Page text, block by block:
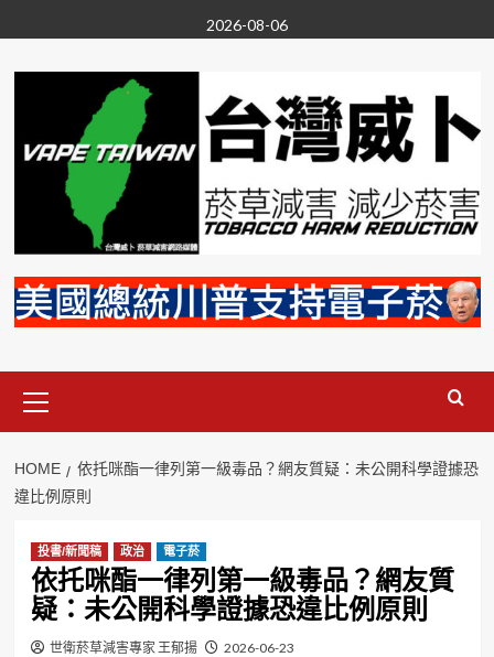
to
content
2026-08-06
Menu
HOME
依托咪酯一律列第一級毒品？網友質疑：未公開科學證據恐
違比例原則
投書/新聞稿 政治 電子菸
依托咪酯一律列第一級毒品？網友質
疑：未公開科學證據恐違比例原則
世衛菸草減害專家 王郁揚 2026-06-23